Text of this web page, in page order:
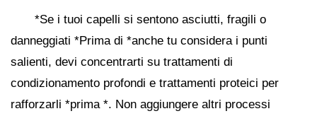
*Se i tuoi capelli si sentono asciutti, fragili o
danneggiati *Prima di *anche tu considera i punti
salienti, devi concentrarti su trattamenti di
condizionamento profondi e trattamenti proteici per
rafforzarli *prima *. Non aggiungere altri processi